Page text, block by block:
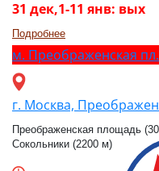
31 дек,1-11 янв: вых
Подробнее
м. Преображенская пл.
г. Москва,
Преображенская площадь
Сокольники (2200 м)